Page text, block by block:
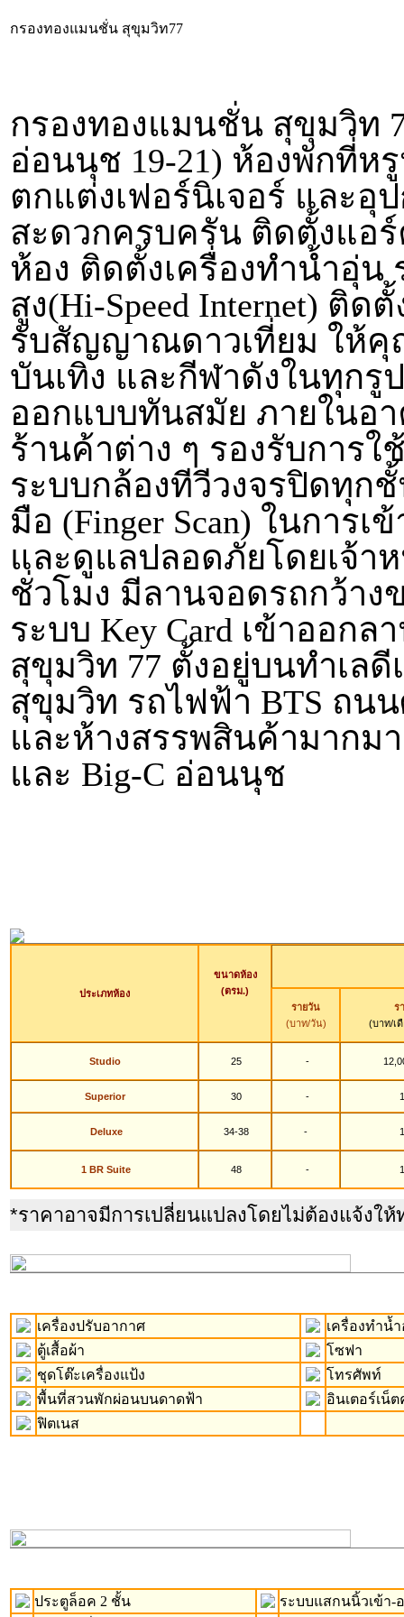
กรองทองแมนชั่น สุขุมวิท77
กรองทองแมนชั่น สุขุมวิท
อ่อนนุช 19-21) ห้องพักที่ห
ตกแต่งเฟอร์นิเจอร์ และอุ
สะดวกครบครัน ติดตั้งแอ
ห้อง ติดตั้งเครื่องทำน้ำอุ่น
สูง(Hi-Speed Internet) ติด
รับสัญญาณดาวเที่ยม ให้คุ
บันเทิง และกีฬาดังในทุก
ออกแบบทันสมัย ภายในอ
ร้านค้าต่าง ๆ รองรับการ
ระบบกล้องทีวีวงจรปิดทุก
มือ (Finger Scan) ในการ
และดูแลปลอดภัยโดยเจ้า
ชั่วโมง มีลานจอดรถกว้าง
ระบบ Key Card เข้าออก
สุขุมวิท 77 ตั้งอยู่บนทำเล
สุขุมวิท รถไฟฟ้า BTS ถน
และห้างสรรพสินค้ามากมา
และ Big-C อ่อนนุช
ประเภทห้อง
ขนาดห้อง
(ตรม.)
รายวัน
(บาท/วัน)
ร
(บาท/เ
Studio 25 -
Superior 30 -
Deluxe 34-38 -
1 BR Suite 48 -
*ราคาอาจมีการเปลี่ยนแปลงโดยไม่ต้องแจ้งให้
เครื่องปรับอากาศ
เครื่องทำน้
ตู้เสื้อผ้า
โซฟา
ชุดโต๊ะเครื่องแป้ง
โทรศัพท์
พื้นที่สวนพักผ่อนบนดาดฟ้า
อินเตอร์เน็ต
ฟิตเนส
ประตูล็อค 2 ชั้น ระบบแสกนนิ้วเข้า-